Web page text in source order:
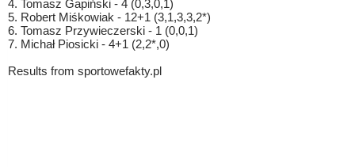
4. Tomasz Gapiński - 4 (0,3,0,1)
5. Robert Miśkowiak - 12+1 (3,1,3,3,2*)
6. Tomasz Przywieczerski - 1 (0,0,1)
7. Michał Piosicki - 4+1 (2,2*,0)
Results from sportowefakty.pl